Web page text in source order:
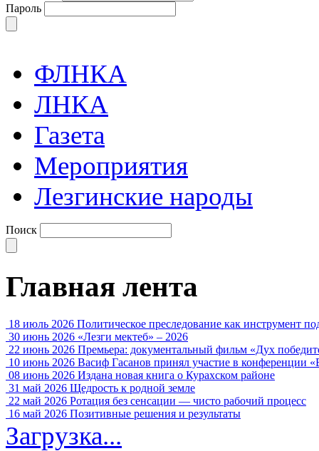
Пароль
ФЛНКА
ЛНКА
Газета
Мероприятия
Лезгинские народы
Поиск
Главная лента
18 июль 2026 Политическое преследование как инструмент
30 июнь 2026 «Лезги мектеб» – 2026
22 июнь 2026 Премьера: документальный фильм «Дух
10 июнь 2026 Васиф Гасанов принял участие в конференции
08 июнь 2026 Издана новая книга о Курахском районе
31 май 2026 Щедрость к родной земле
22 май 2026 Ротация без сенсации — чисто рабочий процесс
16 май 2026 Позитивные решения и результаты
Загрузка...